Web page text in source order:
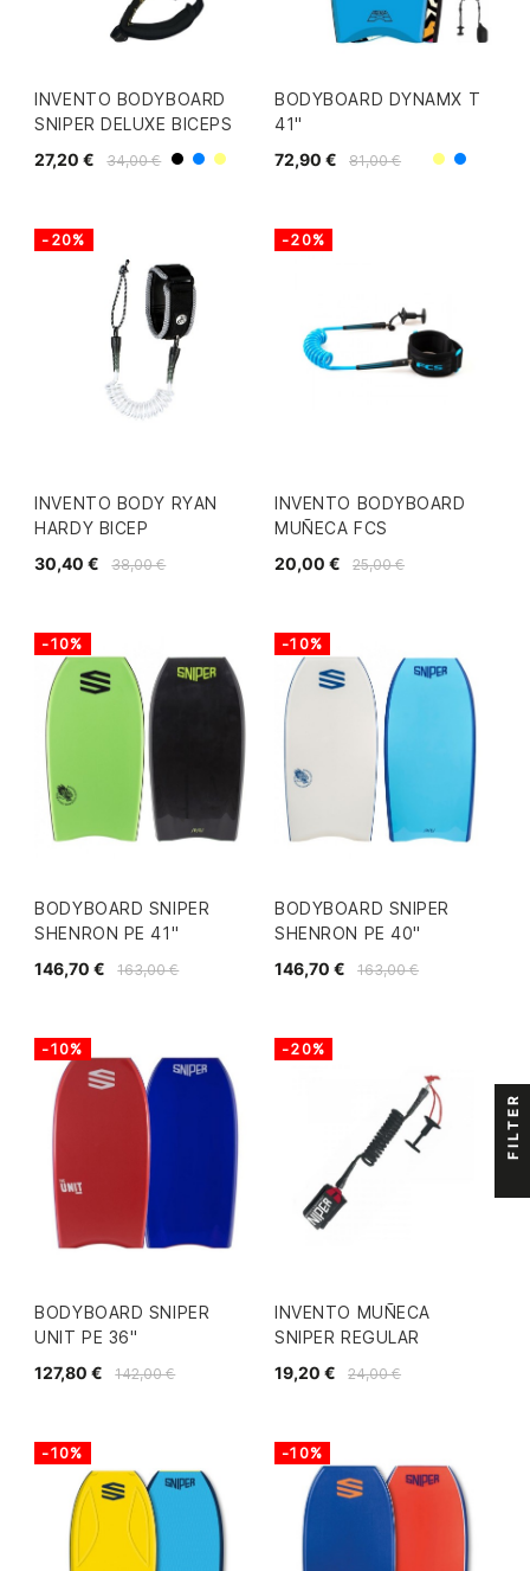
INVENTO BODYBOARD
SNIPER DELUXE BICEPS
34,00 €
27,20 € Negro
AzulAmarillo
BODYBOARD DYNAMX T
41"
81,00 €
72,90 € Amarillo
Azul
INVENTO BODY RYAN
HARDY BICEP
38,00 €
30,40 €
-20%
INVENTO BODYBOARD
MUÑECA FCS
25,00 €
20,00 €
-20%
BODYBOARD SNIPER
SHENRON PE 41"
163,00 €
146,70 €
-10%
BODYBOARD SNIPER
SHENRON PE 40"
163,00 €
146,70 €
-10%
BODYBOARD SNIPER
UNIT PE 36"
142,00 €
127,80 €
-10%
INVENTO MUÑECA
SNIPER REGULAR
24,00 €
19,20 €
-20%
-10% -10%
FILTER